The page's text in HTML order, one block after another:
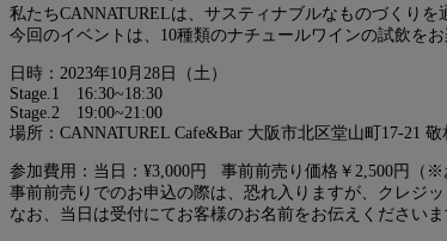
私たちCANNATURELは、サスティナブルなものづくり
今回のイベントは、10種類のナチュールワインの試飲を
日時：2023年10月28日（土）
Stage.1 16:30~18:30
Stage.2 19:00~21:00
場所：CANNATUREL Cafe&Bar 大阪市北区堂山町17-21 敬
参加費用：当日：¥3,000円 事前前売り価格￥2,500円（※
事前前売りでのお申込の際は、恐れ入りますが、クレジ
なお、当日は受付にてお客様のお名前をお伝えください